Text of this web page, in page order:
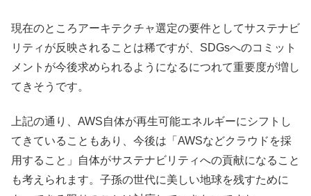
現在のところアーキテクチャ選定の要件としてサステナビ
リティが反映されることは稀ですが、SDGsへのコミット
メントが今後求められるようになるにつれて重要度が増し
てきそうです。
上記の通り、AWS自体が再生可能エネルギーにシフトし
てきていることもあり、今後は「AWSなどクラウドを採
用すること」自体がサステナビリティへの貢献になること
も考えられます。子孫の世代に美しい地球を残すために